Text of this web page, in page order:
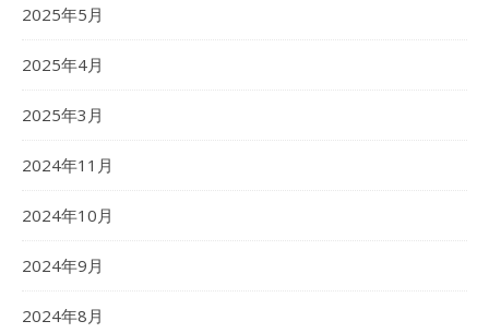
2025年5月
2025年4月
2025年3月
2024年11月
2024年10月
2024年9月
2024年8月